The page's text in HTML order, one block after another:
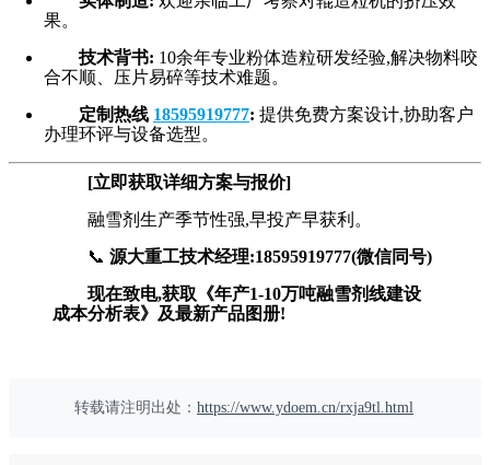
果。
技术背书: 10余年专业粉体造粒研发经验,解决物料咬
合不顺、压片易碎等技术难题。
定制热线 18595919777: 提供免费方案设计,协助客户
办理环评与设备选型。
[立即获取详细方案与报价]
融雪剂生产季节性强,早投产早获利。
📞 源大重工技术经理:18595919777(微信同号)
现在致电,获取《年产1-10万吨融雪剂线建设
成本分析表》及最新产品图册!
转载请注明出处： https://www.ydoem.cn/rxja9tl.html